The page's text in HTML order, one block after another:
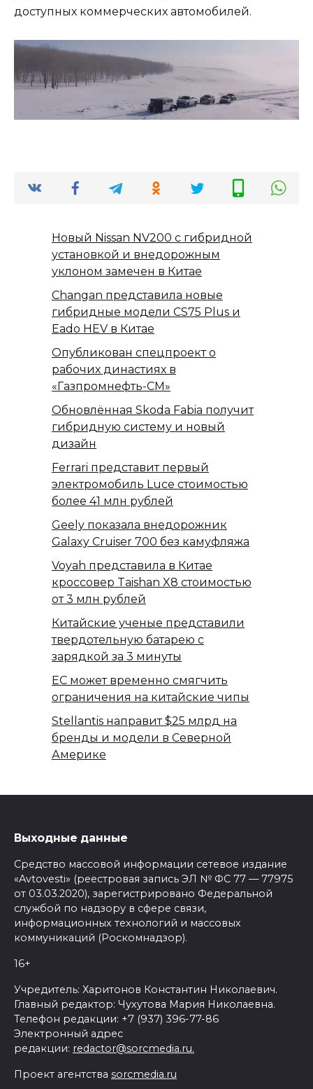
доступных коммерческих автомобилей.
Новый Nissan NV200 с гибридной
установкой и внедорожным
уклоном замечен в Китае
Changan представила новые
гибридные модели CS75 Plus и
Eado HEV в Китае
Опубликован спецпроект о
рабочих династиях в
«Газпромнефть-СМ»
Обновлённая Skoda Fabia получит
гибридную систему и новый
дизайн
Ferrari представит первый
электромобиль Luce стоимостью
более 41 млн рублей
Geely показала внедорожник
Galaxy Cruiser 700 без камуфляжа
Voyah представила в Китае
кроссовер Taishan X8 стоимостью
от 3 млн рублей
Китайские ученые представили
твердотельную батарею с
зарядкой за 3 минуты
ЕС может временно смягчить
ограничения на китайские чипы
Stellantis направит $25 млрд на
бренды и модели в Северной
Америке
Выходные данные
Средство массовой информации сетевое издание
«Avtovesti» (реестровая запись ЭЛ № ФС 77 — 77975
от 03.03.2020), зарегистрировано Федеральной
службой по надзору в сфере связи,
информационных технологий и массовых
коммуникаций (Роскомнадзор).
16+
Учредитель: Харитонов Константин Николаевич.
Главный редактор: Чухутова Мария Николаевна.
Телефон редакции: +7 (937) 396-77-86
Электронный адрес
редакции: redactor@sorcmedia.ru.
Проект агентства sorcmedia.ru